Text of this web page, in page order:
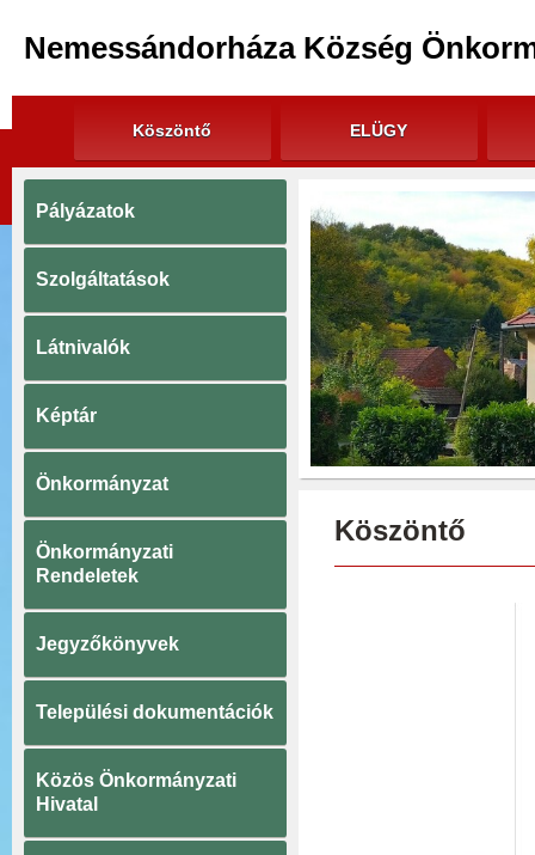
Nemessándorháza Község
Köszöntő ELÜGY
Pályázatok
Szolgáltatások
Látnivalók
Képtár
Önkormányzat
Önkormányzati
Rendeletek
Jegyzőkönyvek
Települési dokumentációk
Közös Önkormányzati
Hivatal
Köszöntő